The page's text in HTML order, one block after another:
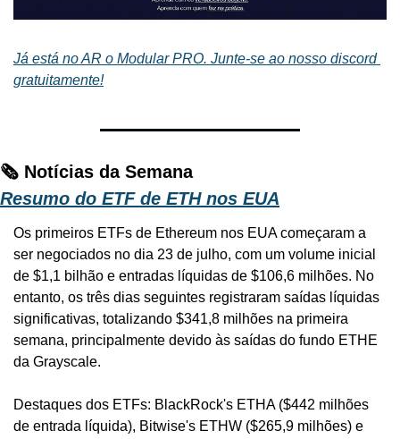
Já está no AR o Modular PRO. Junte-se ao nosso discord
gratuitamente!
🗞️ Notícias da Semana
Resumo do ETF de ETH nos EUA
Os primeiros ETFs de Ethereum nos EUA começaram a
ser negociados no dia 23 de julho, com um volume inicial
de $1,1 bilhão e entradas líquidas de $106,6 milhões. No
entanto, os três dias seguintes registraram saídas líquidas
significativas, totalizando $341,8 milhões na primeira
semana, principalmente devido às saídas do fundo ETHE
da Grayscale.
Destaques dos ETFs: BlackRock's ETHA ($442 milhões
de entrada líquida), Bitwise's ETHW ($265,9 milhões) e